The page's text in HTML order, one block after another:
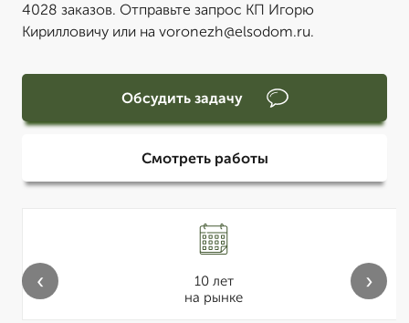
4028 заказов. Отправьте запрос КП Игорю
Кирилловичу или на voronezh@elsodom.ru.
Обсудить задачу
Смотреть работы
10 лет
на рынке
‹ ›